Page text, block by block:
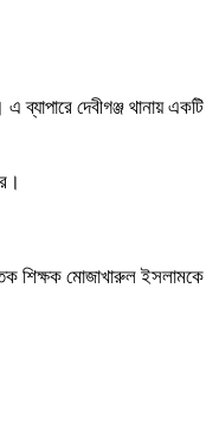
ব্যাপারে দেবীগঞ্জ থানায় একটি
শিক্ষক মোজাখারুল ইসলামকে